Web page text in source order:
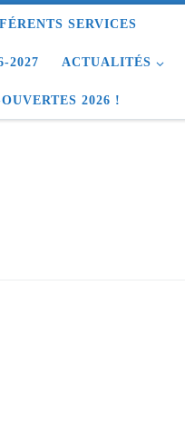
SERVICES
2027 ACTUALITÉS
2026 !